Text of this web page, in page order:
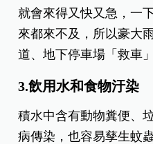
就會來得又快又急，一
來都來不及，所以豪大
道、地下停車場「救車
3.飲用水和食物汙染
積水中含有動物糞便、
病傳染，也容易孳生蚊